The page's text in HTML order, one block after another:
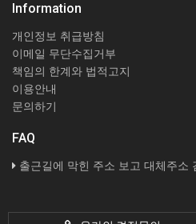
Information
개인정보 취급방침
이메일 무단수집거부
책임의 한계와 법적고지
이용안내
문의하기
FAQ
출근길에 막힌 주소 보고 대체주소